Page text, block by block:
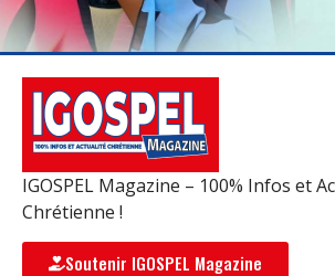
IGOSPEL Magazine – 100% Infos et
Chrétienne !
Soutenir IGOSPEL Magazine